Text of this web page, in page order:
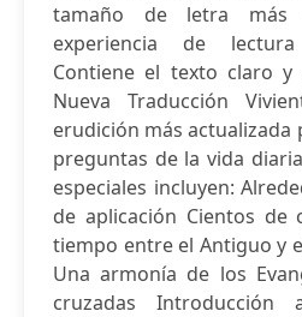
tamaño de letra más
experiencia de
Contiene el texto claro y
Nueva Traducción
erudición más actualizada
preguntas de la vida
especiales incluyen:
de aplicación Cientos de
tiempo entre el Antiguo y
Una armonía de los
cruzadas